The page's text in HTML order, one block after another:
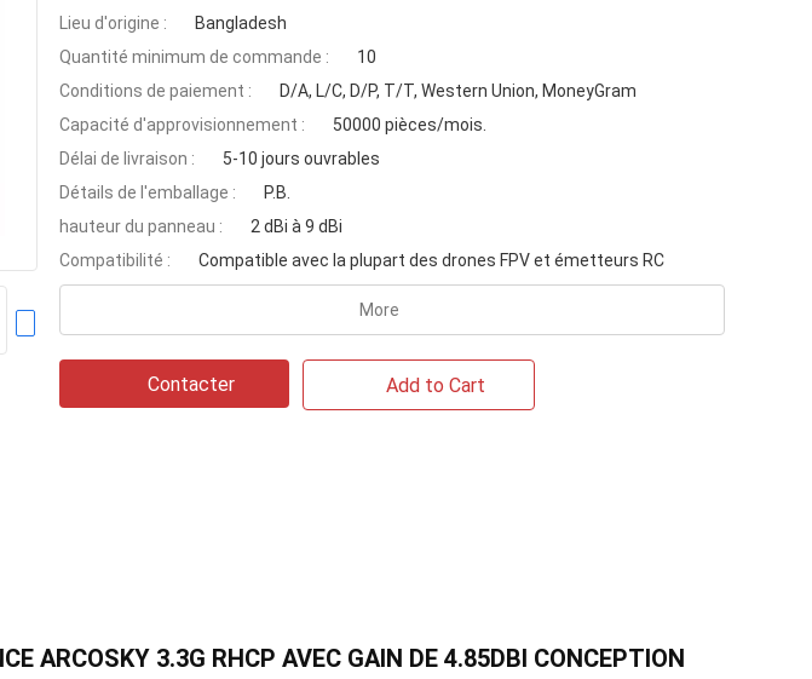
Lieu d'origine :
Bangladesh
Quantité minimum de commande :
10
Conditions de paiement :
D/A, L/C, D/P, T/T, Western Union, MoneyGram
Capacité d'approvisionnement :
50000 pièces/mois.
Délai de livraison :
5-10 jours ouvrables
Détails de l'emballage :
P.B.
hauteur du panneau :
2 dBi à 9 dBi
Compatibilité :
Compatible avec la plupart des drones FPV et émetteurs RC
More
Contacter Add to Cart
ARCOSKY 3.3G RHCP AVEC GAIN DE 4.85DBI CONCEPTION